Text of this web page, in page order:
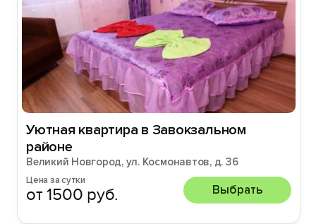
Уютная квартира в Завокзальном
районе
Великий Новгород, ул. Космонавтов, д. 36
Цена за сутки
от 1500 руб. Выбрать